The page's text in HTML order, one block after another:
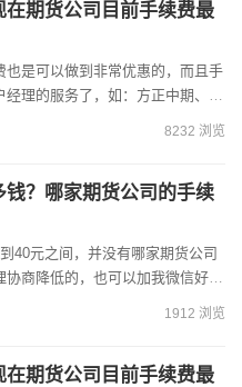
期货公司目前手续费最
是可以做到非常优惠的，而且手
理的服务了，如：方正中期、国
期货公司一...
8232 浏览
？哪家期货公司的手续
40元之间，并没有哪家期货公司
商降低的，也可以加我微信好
下：1，固定比例收费...
1912 浏览
期货公司目前手续费最